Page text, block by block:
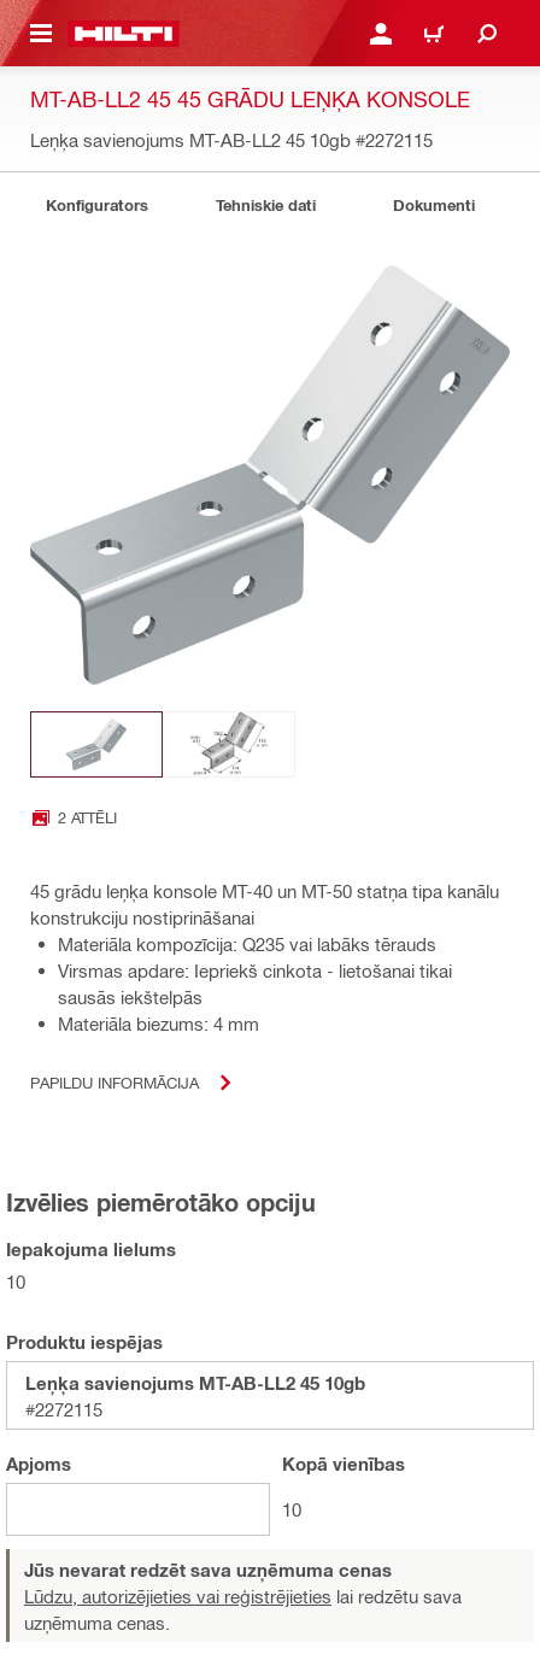
SATURU PIESLĒGTIES VAI
IEPIRKŠANĀS
MT-AB-LL2 45 45 GRĀDU LEŅĶA KONSOLE
Leņķa savienojums MT-AB-LL2 45 10gb #2272115
Konfigurators Tehniskie dati Dokumenti
2 ATTĒLI
45 grādu leņķa konsole MT-40 un MT-50 statņa tipa kanālu
konstrukciju nostiprināšanai
Materiāla kompozīcija: Q235 vai labāks tērauds
Virsmas apdare: Iepriekš cinkota - lietošanai tikai
sausās iekštelpās
Materiāla biezums: 4 mm
PAPILDU INFORMĀCIJA
Izvēlies piemērotāko opciju
Iepakojuma lielums
10
Produktu iespējas
Leņķa savienojums MT-AB-LL2 45 10gb
#2272115
Apjoms Kopā vienības
10
Jūs nevarat redzēt sava uzņēmuma cenas
Lūdzu, autorizējieties vai reģistrējieties lai redzētu sava
uzņēmuma cenas.